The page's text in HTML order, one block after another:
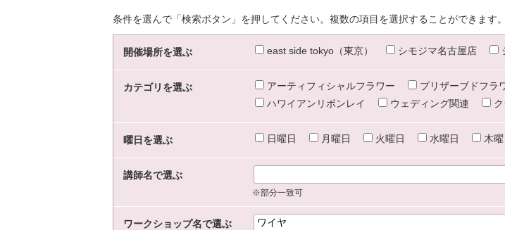
条件を選んで「検索ボタン」を押してください。複数の項目を選択することができます。
開催場所を選ぶ east side tokyo（東京） シモジマ名古屋店
カテゴリを選ぶ アーティフィシャルフラワー プリザーブドフラ
ハワイアンリボンレイ
ウェディング関連
曜日を選ぶ 日曜日 月曜日 火曜日 水曜日 木曜
講師名で選ぶ
※部分一致可
ワークショップ名で選ぶ